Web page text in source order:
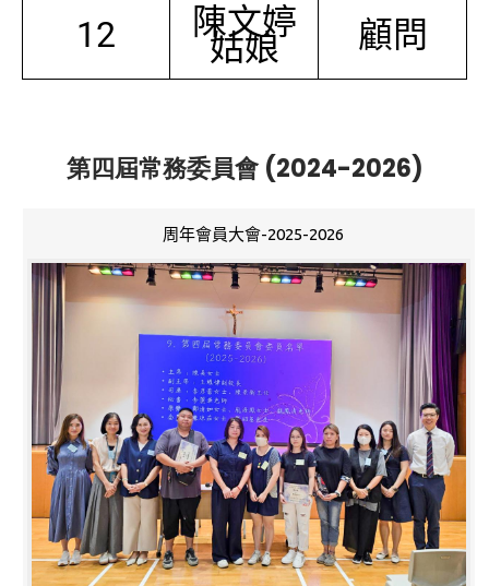
12 陳文婷
姑娘 顧問
第四屆常務委員會 (2024-2026)
周年會員大會-2025-2026